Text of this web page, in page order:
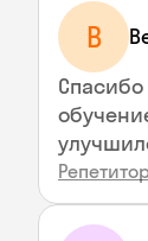
В
Спасибо